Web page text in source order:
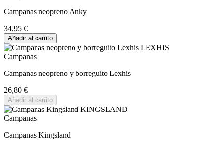
Campanas neopreno Anky
34,95 €
Añadir al carrito
Campanas
Campanas neopreno y borreguito Lexhis
26,80 €
Añadir al carrito
Campanas
Campanas Kingsland